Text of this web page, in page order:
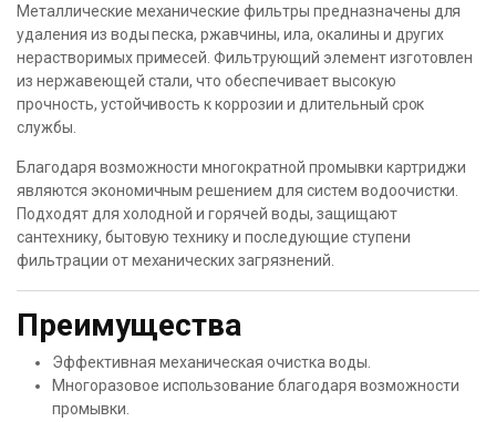
Металлические механические фильтры предназначены для
удаления из воды песка, ржавчины, ила, окалины и других
нерастворимых примесей. Фильтрующий элемент изготовлен
из нержавеющей стали, что обеспечивает высокую
прочность, устойчивость к коррозии и длительный срок
службы.
Благодаря возможности многократной промывки картриджи
являются экономичным решением для систем водоочистки.
Подходят для холодной и горячей воды, защищают
сантехнику, бытовую технику и последующие ступени
фильтрации от механических загрязнений.
Преимущества
Эффективная механическая очистка воды.
Многоразовое использование благодаря возможности
промывки.